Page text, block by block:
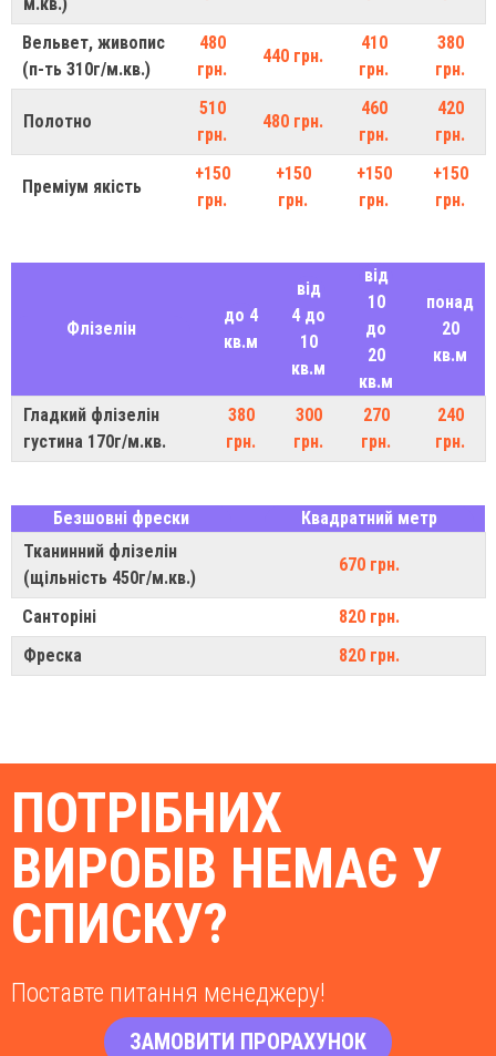
Вельвет, живопис
(п-ть 310г/м.кв.)
480
грн.
440 грн.
410
грн.
380
грн.
Полотно
510
грн.
480 грн.
460
грн.
420
грн.
Преміум якість
+150
грн.
+150
грн.
+150
грн.
+150
грн.
Флізелін
до 4
кв.м
від
4 до
10
кв.м
від
10
до
20
кв.м
понад
20
кв.м
Гладкий флізелін
густина 170г/м.кв.
380
грн.
300
грн.
270
грн.
240
грн.
Безшовні фрески
Квадратний метр
Тканинний флізелін
(щільність 450г/м.кв.)
670 грн.
Санторіні
820 грн.
Фреска
820 грн.
ПОТРІБНИХ
ВИРОБІВ НЕМАЄ У
СПИСКУ?
Поставте питання менеджеру!
ЗАМОВИТИ ПРОРАХУНОК